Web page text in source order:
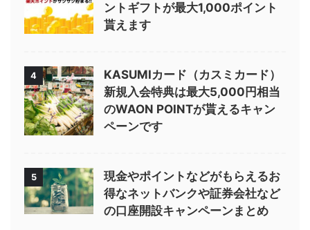
ントギフトが最大1,000ポイント
貰えます
4
KASUMIカード（カスミカード）
新規入会特典は最大5,000円相当
のWAON POINTが貰えるキャン
ペーンです
5
現金やポイントなどがもらえるお
得なネットバンクや証券会社など
の口座開設キャンペーンまとめ